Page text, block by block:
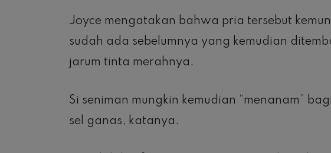
Joyce mengatakan bahwa pria tersebut
sudah ada sebelumnya yang kemudian
jarum tinta merahnya.
Si seniman mungkin kemudian “menanam”
sel ganas, katanya.